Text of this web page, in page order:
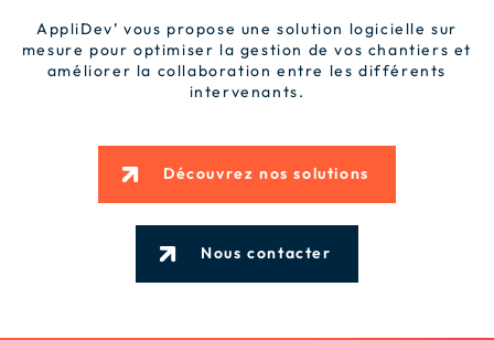
AppliDev’ vous propose une solution logicielle sur
mesure pour optimiser la gestion de vos chantiers et
améliorer la collaboration entre les différents
intervenants.
Découvrez nos solutions
Nous contacter